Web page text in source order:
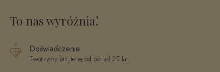
kwarc dymny
To nas wyróżnia!
Doświadczenie
Tworzymy biżuterię od ponad 25 lat